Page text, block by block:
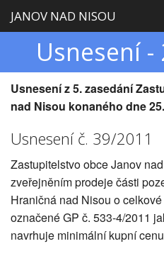
JANOV NAD NISOU
Zastupitelstvo
Obec
Turistika
Usnesení -
Usneseníz 5. zasedání
nad Nisou konaného dne
Usnesení č. 39/2011
Zastupitelstvo obce Janov
zveřejněním prodeje části
Hraničná nad Nisou o
označené GP č. 533-4/2011
navrhuje minimální kupní